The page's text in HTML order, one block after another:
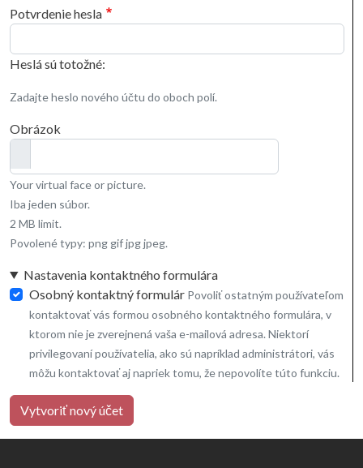
Potvrdenie hesla
Heslá sú totožné:
Zadajte heslo nového účtu do oboch polí.
Obrázok
Your virtual face or picture.
Iba jeden súbor.
2 MB limit.
Povolené typy: png gif jpg jpeg.
Nastavenia kontaktného formulára
Osobný kontaktný formulár Povoliť ostatným používateľom
kontaktovať vás formou osobného kontaktného formulára, v
ktorom nie je zverejnená vaša e-mailová adresa. Niektorí
privilegovaní používatelia, ako sú napríklad administrátori, vás
môžu kontaktovať aj napriek tomu, že nepovolíte túto funkciu.
Vytvoriť nový účet